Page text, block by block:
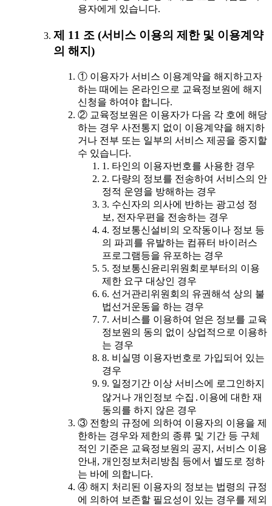
용자에게 있습니다.
제 11 조 (서비스 이용의 제한 및 이용계약
의 해지)
① 이용자가 서비스 이용계약을 해지하고자
하는 때에는 온라인으로 교육정보원에 해지
신청을 하여야 합니다.
② 교육정보원은 이용자가 다음 각 호에 해당
하는 경우 사전통지 없이 이용계약을 해지하
거나 전부 또는 일부의 서비스 제공을 중지할
수 있습니다.
1. 타인의 이용자번호를 사용한 경우
2. 다량의 정보를 전송하여 서비스의 안
정적 운영을 방해하는 경우
3. 수신자의 의사에 반하는 광고성 정
보, 전자우편을 전송하는 경우
4. 정보통신설비의 오작동이나 정보 등
의 파괴를 유발하는 컴퓨터 바이러스
프로그램등을 유포하는 경우
5. 정보통신윤리위원회로부터의 이용
제한 요구 대상인 경우
6. 선거관리위원회의 유권해석 상의 불
법선거운동을 하는 경우
7. 서비스를 이용하여 얻은 정보를 교육
정보원의 동의 없이 상업적으로 이용하
는 경우
8. 비실명 이용자번호로 가입되어 있는
경우
9. 일정기간 이상 서비스에 로그인하지
않거나 개인정보 수집․이용에 대한 재
동의를 하지 않은 경우
③ 전항의 규정에 의하여 이용자의 이용을 제
한하는 경우와 제한의 종류 및 기간 등 구체
적인 기준은 교육정보원의 공지, 서비스 이용
안내, 개인정보처리방침 등에서 별도로 정하
는 바에 의합니다.
④ 해지 처리된 이용자의 정보는 법령의 규정
에 의하여 보존할 필요성이 있는 경우를 제외